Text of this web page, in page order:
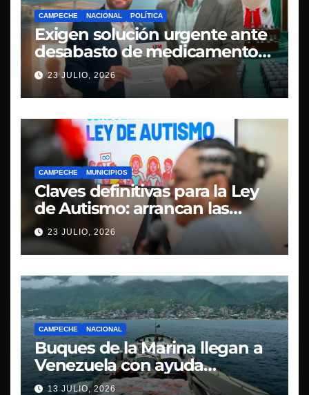
CAMPECHE NACIONAL POLÍTICA
Exigen solución urgente ante
desabasto de medicamentos
oncológicos en Campeche
23 JULIO, 2026
CAMPECHE MUNICIPIOS
Claves definitivas para la Ley
de Autismo: arrancan las
mesas de la Consulta Pública
23 JULIO, 2026
CAMPECHE NACIONAL
Buques de la Marina llegan a
Venezuela con ayuda
humanitaria
13 JULIO, 2026